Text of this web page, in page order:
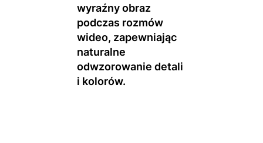
wyraźny obraz
podczas rozmów
wideo, zapewniając
naturalne
odwzorowanie detali
i kolorów.